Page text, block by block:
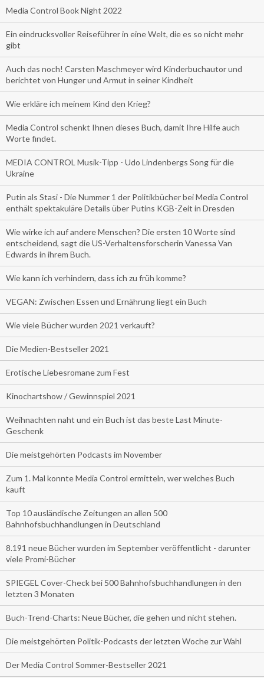
Media Control Book Night 2022
Ein eindrucksvoller Reiseführer in eine Welt, die es so nicht mehr
gibt
Auch das noch! Carsten Maschmeyer wird Kinderbuchautor und
berichtet von Hunger und Armut in seiner Kindheit
Wie erkläre ich meinem Kind den Krieg?
Media Control schenkt Ihnen dieses Buch, damit Ihre Hilfe auch
Worte findet.
MEDIA CONTROL Musik-Tipp - Udo Lindenbergs Song für die
Ukraine
Putin als Stasi - Die Nummer 1 der Politikbücher bei Media Control
enthält spektakuläre Details über Putins KGB-Zeit in Dresden
Wie wirke ich auf andere Menschen? Die ersten 10 Worte sind
entscheidend, sagt die US-Verhaltensforscherin Vanessa Van
Edwards in ihrem Buch.
Wie kann ich verhindern, dass ich zu früh komme?
VEGAN: Zwischen Essen und Ernährung liegt ein Buch
Wie viele Bücher wurden 2021 verkauft?
Die Medien-Bestseller 2021
Erotische Liebesromane zum Fest
Kinochartshow / Gewinnspiel 2021
Weihnachten naht und ein Buch ist das beste Last Minute-
Geschenk
Die meistgehörten Podcasts im November
Zum 1. Mal konnte Media Control ermitteln, wer welches Buch
kauft
Top 10 ausländische Zeitungen an allen 500
Bahnhofsbuchhandlungen in Deutschland
8.191 neue Bücher wurden im September veröffentlicht - darunter
viele Promi-Bücher
SPIEGEL Cover-Check bei 500 Bahnhofsbuchhandlungen in den
letzten 3 Monaten
Buch-Trend-Charts: Neue Bücher, die gehen und nicht stehen.
Die meistgehörten Politik-Podcasts der letzten Woche zur Wahl
Der Media Control Sommer-Bestseller 2021